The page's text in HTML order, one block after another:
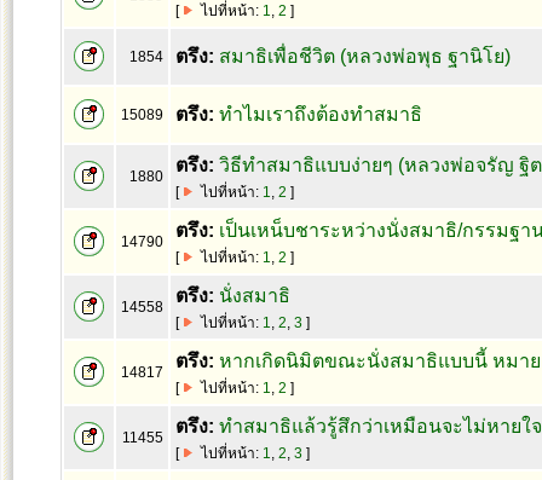
[ ไปที่หน้า: 1, 2 ]
1854 ตรึง: สมาธิเพื่อชีวิต (หลวงพ่อพุธ ฐานิโย)
15089 ตรึง: ทำไมเราถึงต้องทำสมาธิ
1880
ตรึง: วิธีทำสมาธิแบบง่ายๆ (หลวงพ่อจรัญ ฐิ
[ ไปที่หน้า: 1, 2 ]
14790
ตรึง: เป็นเหน็บชาระหว่างนั่งสมาธิ/กรรมฐา
[ ไปที่หน้า: 1, 2 ]
14558
ตรึง: นั่งสมาธิ
[ ไปที่หน้า: 1, 2, 3 ]
14817
ตรึง: หากเกิดนิมิตขณะนั่งสมาธิแบบนี้ หมาย
[ ไปที่หน้า: 1, 2 ]
11455
ตรึง: ทำสมาธิแล้วรู้สึกว่าเหมือนจะไม่หายใ
[ ไปที่หน้า: 1, 2, 3 ]